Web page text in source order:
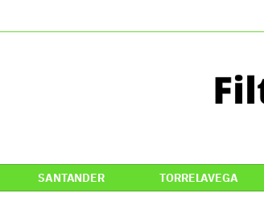
SANTANDER TORRELAVEGA